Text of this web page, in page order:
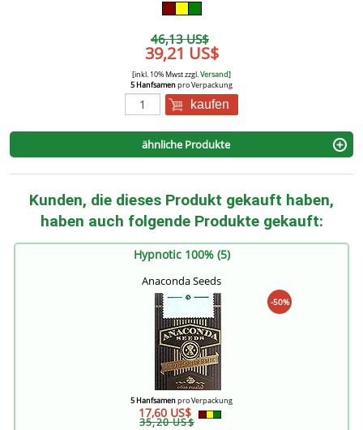
46,13 US$
39,21 US$
[inkl. 10% Mwst zzgl.Versand]
5 Hanfsamenpro Verpackung
kaufen
ähnliche Produkte
Kunden, die dieses Produkt gekauft haben,
haben auch folgende Produkte gekauft:
Hypnotic 100% (5)
Anaconda Seeds
-50%
5 Hanfsamenpro Verpackung
17,60 US$
35,20 US$